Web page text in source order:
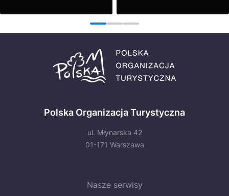
Zobacz Zobacz
1 2 3
Polska Organizacja Turystyczna
ul. Młynarska 42
01-171 Warszawa
Nasze serwisy